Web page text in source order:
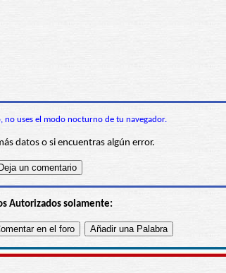
no uses el modo nocturno de tu navegador.
datos o si encuentras algún error.
Autorizados solamente: